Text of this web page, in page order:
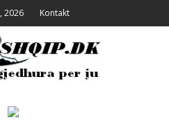
2026 Kontakt